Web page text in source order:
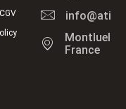
Montluel,
France